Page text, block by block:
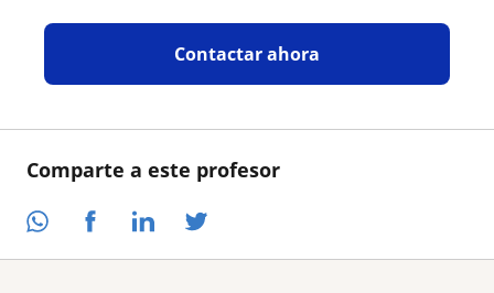
Comparte a este profesor
Contactar ahora